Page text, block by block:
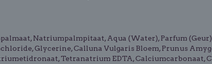
Natriumpalmpitaat, Aqua (Water), Parfum
Glycerine, Calluna Vulgaris Bloem, Prunus
Tetranatrium EDTA, Calciumcarbonaat,